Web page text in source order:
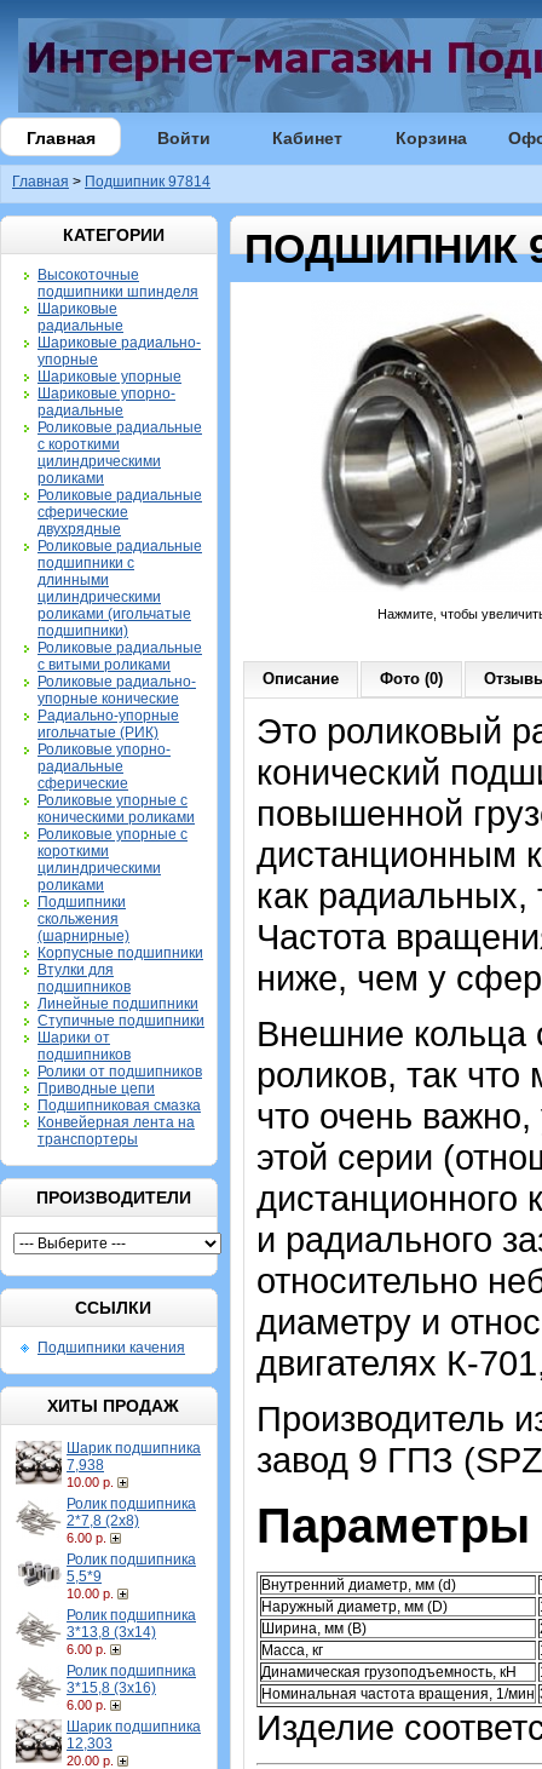
Главная Войти Кабинет Корзина
Главная > Подшипник 97814
КАТЕГОРИИ
Высокоточные
подшипники шпинделя
Шариковые
радиальные
Шариковые радиально-
упорные
Шариковые упорные
Шариковые упорно-
радиальные
Роликовые радиальные
с короткими
цилиндрическими
роликами
Роликовые радиальные
сферические
двухрядные
Роликовые радиальные
подшипники с
длинными
цилиндрическими
роликами (игольчатые
подшипники)
Роликовые радиальные
с витыми роликами
Роликовые радиально-
упорные конические
Радиально-упорные
игольчатые (РИК)
Роликовые упорно-
радиальные
сферические
Роликовые упорные с
коническими роликами
Роликовые упорные с
короткими
цилиндрическими
роликами
Подшипники
скольжения
(шарнирные)
Корпусные подшипники
Втулки для
подшипников
Линейные подшипники
Ступичные подшипники
Шарики от
подшипников
Ролики от подшипников
Приводные цепи
Подшипниковая смазка
Конвейерная лента на
транспортеры
ПРОИЗВОДИТЕЛИ
ССЫЛКИ
Подшипники качения
ХИТЫ ПРОДАЖ
Шарик подшипника
7,938
10.00 р.
Ролик подшипника
2*7,8 (2х8)
6.00 р.
Ролик подшипника
5,5*9
10.00 р.
Ролик подшипника
3*13,8 (3х14)
6.00 р.
Ролик подшипника
3*15,8 (3х16)
6.00 р.
Шарик подшипника
12,303
20.00 р.
ПОДШИПНИК
Нажмите, чтобы
Описание Фото (0)
Это роликовый
конический
повышенной
дистанционным
как радиальных,
Частота
ниже, чем у
Внешние кольца
роликов, так
что очень
этой серии
дистанционного
и радиального
относительно
диаметру и
двигателях К-
Производитель
завод 9 ГПЗ
Параметры
Внутренний диаметр, мм (d)
Наружный диаметр, мм (D)
Ширина, мм (B)
Масса, кг
Динамическая грузоподъемность, кН
Номинальная частота вращения, 1/мин
Изделие